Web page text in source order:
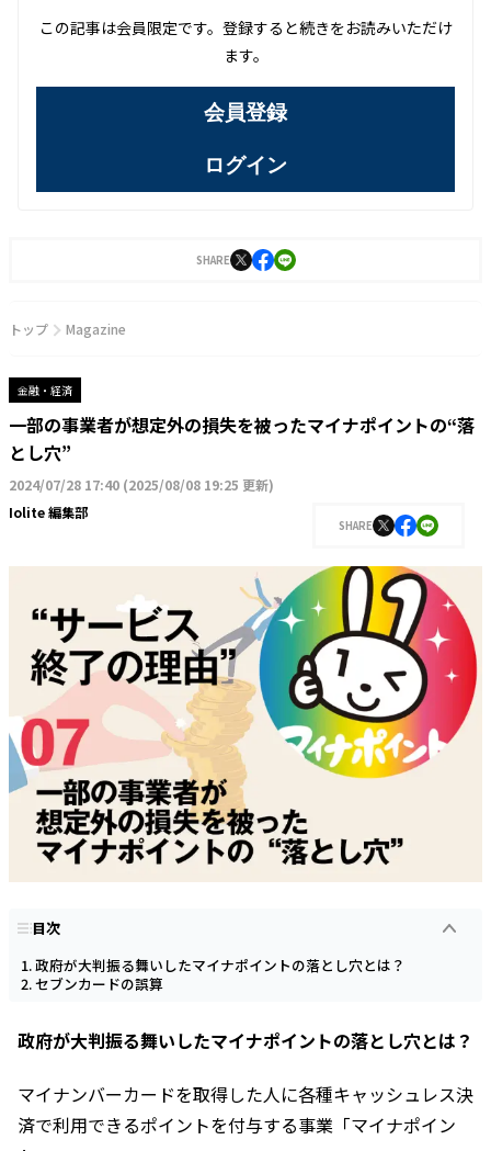
この記事は会員限定です。登録すると続きをお読みいただけ
ます。
会員登録
ログイン
SHARE
トップ Magazine
金融・経済
一部の事業者が想定外の損失を被ったマイナポイントの“落
とし穴”
2024/07/28 17:40 (2025/08/08 19:25 更新)
Iolite 編集部
SHARE
目次
政府が大判振る舞いしたマイナポイントの落とし穴とは？
セブンカードの誤算
政府が大判振る舞いしたマイナポイントの落とし穴とは？
マイナンバーカードを取得した人に各種キャッシュレス決
済で利用できるポイントを付与する事業「マイナポイン